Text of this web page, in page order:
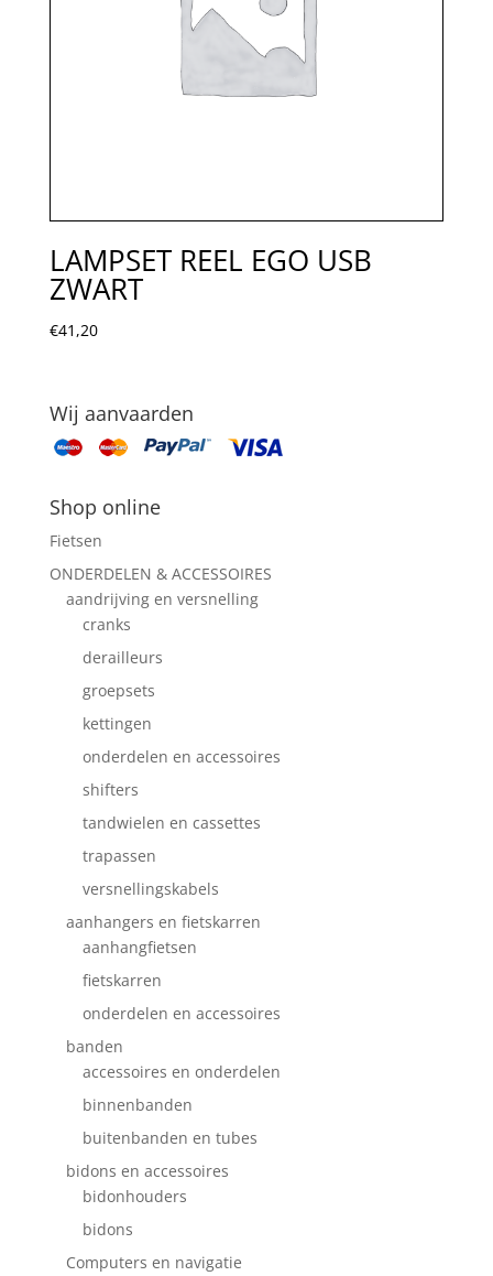
LAMPSET REEL EGO USB
ZWART
€41,20
Wij aanvaarden
Shop online
Fietsen
ONDERDELEN & ACCESSOIRES
aandrijving en versnelling
cranks
derailleurs
groepsets
kettingen
onderdelen en accessoires
shifters
tandwielen en cassettes
trapassen
versnellingskabels
aanhangers en fietskarren
aanhangfietsen
fietskarren
onderdelen en accessoires
banden
accessoires en onderdelen
binnenbanden
buitenbanden en tubes
bidons en accessoires
bidonhouders
bidons
Computers en navigatie